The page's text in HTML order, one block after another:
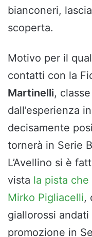
bianconeri,
scoperta.
Motivo per il
contatti con la
Martinelli,
dall’esperienza
decisamente
tornerà in Serie
L’Avellino si è
vista la pista
Mirko Pigliacelli,
giallorossi
promozione in